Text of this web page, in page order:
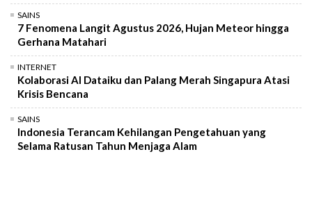
SAINS
7 Fenomena Langit Agustus 2026, Hujan Meteor hingga
Gerhana Matahari
INTERNET
Kolaborasi AI Dataiku dan Palang Merah Singapura Atasi
Krisis Bencana
SAINS
Indonesia Terancam Kehilangan Pengetahuan yang
Selama Ratusan Tahun Menjaga Alam